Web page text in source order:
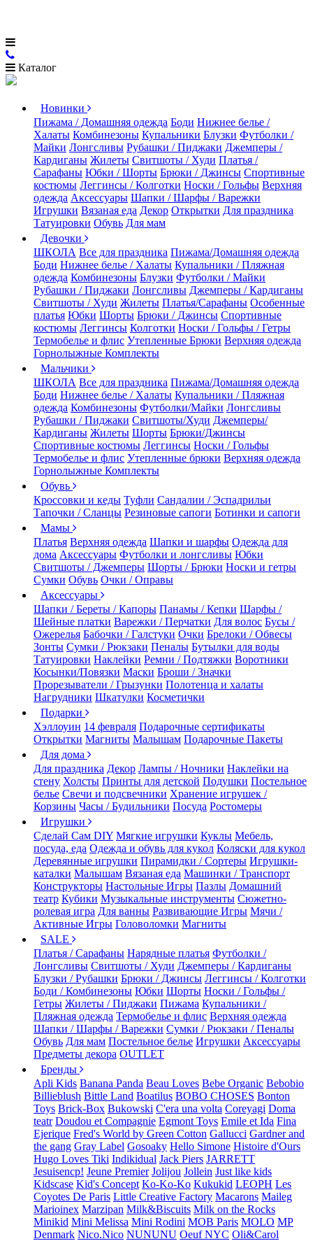
Каталог
Новинки
Пижама / Домашняя одежда Боди Нижнее белье /
Халаты Комбинезоны Купальники Блузки Футболки /
Майки Лонгсливы Рубашки / Пиджаки Джемперы /
Кардиганы Жилеты Свитшоты / Худи Платья /
Сарафаны Юбки / Шорты Брюки / Джинсы Спортивные
костюмы Леггинсы / Колготки Носки / Гольфы Верхняя
одежда Аксессуары Шапки / Шарфы / Варежки
Игрушки Вязаная еда Декор Открытки Для праздника
Татуировки Обувь Для мам
Девочки
ШКОЛА Все для праздника Пижама/Домашняя одежда
Боди Нижнее белье / Халаты Купальники / Пляжная
одежда Комбинезоны Блузки Футболки / Майки
Рубашки / Пиджаки Лонгсливы Джемперы / Кардиганы
Свитшоты / Худи Жилеты Платья/Сарафаны Особенные
платья Юбки Шорты Брюки / Джинсы Спортивные
костюмы Леггинсы Колготки Носки / Гольфы / Гетры
Термобелье и флис Утепленные Брюки Верхняя одежда
Горнолыжные Комплекты
Мальчики
ШКОЛА Все для праздника Пижама/Домашняя одежда
Боди Нижнее белье / Халаты Купальники / Пляжная
одежда Комбинезоны Футболки/Майки Лонгсливы
Рубашки / Пиджаки Свитшоты/Худи Джемперы/
Кардиганы Жилеты Шорты Брюки/Джинсы
Спортивные костюмы Леггинсы Носки / Гольфы
Термобелье и флис Утепленные брюки Верхняя одежда
Горнолыжные Комплекты
Обувь
Кроссовки и кеды Туфли Сандалии / Эспадрильи
Тапочки / Сланцы Резиновые сапоги Ботинки и сапоги
Мамы
Платья Верхняя одежда Шапки и шарфы Одежда для
дома Аксессуары Футболки и лонгсливы Юбки
Свитшоты / Джемперы Шорты / Брюки Носки и гетры
Сумки Обувь Очки / Оправы
Аксессуары
Шапки / Береты / Капоры Панамы / Кепки Шарфы /
Шейные платки Варежки / Перчатки Для волос Бусы /
Ожерелья Бабочки / Галстуки Очки Брелоки / Обвесы
Зонты Сумки / Рюкзаки Пеналы Бутылки для воды
Татуировки Наклейки Ремни / Подтяжки Воротники
Косынки/Повязки Маски Броши / Значки
Прорезыватели / Грызунки Полотенца и халаты
Нагрудники Шкатулки Косметички
Подарки
Хэллоуин 14 февраля Подарочные сертификаты
Открытки Магниты Малышам Подарочные Пакеты
Для дома
Для праздника Декор Лампы / Ночники Наклейки на
стену Холсты Принты для детской Подушки Постельное
белье Свечи и подсвечники Хранение игрушек /
Корзины Часы / Будильники Посуда Ростомеры
Игрушки
Сделай Сам DIY Мягкие игрушки Куклы Мебель,
посуда, еда Одежда и обувь для кукол Коляски для кукол
Деревянные игрушки Пирамидки / Сортеры Игрушки-
каталки Малышам Вязаная еда Машинки / Транспорт
Конструкторы Настольные Игры Пазлы Домашний
театр Кубики Музыкальные инструменты Сюжетно-
ролевая игра Для ванны Развивающие Игры Мячи /
Активные Игры Головоломки Магниты
SALE
Платья / Сарафаны Нарядные платья Футболки /
Лонгсливы Свитшоты / Худи Джемперы / Кардиганы
Блузки / Рубашки Брюки / Джинсы Леггинсы / Колготки
Боди / Комбинезоны Юбки Шорты Носки / Гольфы /
Гетры Жилеты / Пиджаки Пижама Купальники /
Пляжная одежда Термобелье и флис Верхняя одежда
Шапки / Шарфы / Варежки Сумки / Рюкзаки / Пеналы
Обувь Для мам Постельное белье Игрушки Аксессуары
Предметы декора OUTLET
Бренды
Apli Kids Banana Panda Beau Loves Bebe Organic Bebobio
Billieblush Bittle Land Boatilus BOBO CHOSES Bonton
Toys Brick-Box Bukowski C'era una volta Coreyagi Doma
teatr Doudou et Compagnie Egmont Toys Emile et Ida Fina
Ejerique Fred's World by Green Cotton Gallucci Gardner and
the gang Gray Label Gosoaky Hello Simone Histoire d'Ours
Hugo Loves Tiki Indikidual Jack Piers JARRETT
Jesuisencp! Jeune Premier Jolijou Jollein Just like kids
Kidscase Kid's Concept Ko-Ko-Ko Kukukid LEOPH Les
Coyotes De Paris Little Creative Factory Macarons Maileg
Marioinex Marzipan Milk&Biscuits Milk on the Rocks
Minikid Mini Melissa Mini Rodini MOB Paris MOLO MP
Denmark Nico.Nico NUNUNU Oeuf NYC Oli&Carol